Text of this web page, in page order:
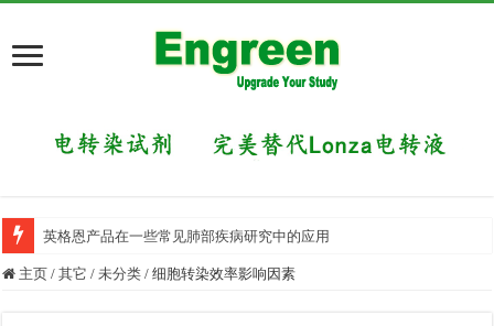
英格恩产品在一些常见肺部疾病研究中的应用
目前国内有哪些好的科研交流平台？
主页 / 其它 / 未分类 / 细胞转染效率影响因素